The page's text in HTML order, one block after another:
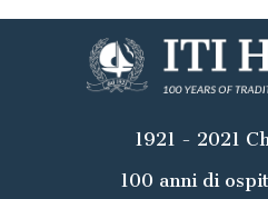
1921 - 2021
100 anni di